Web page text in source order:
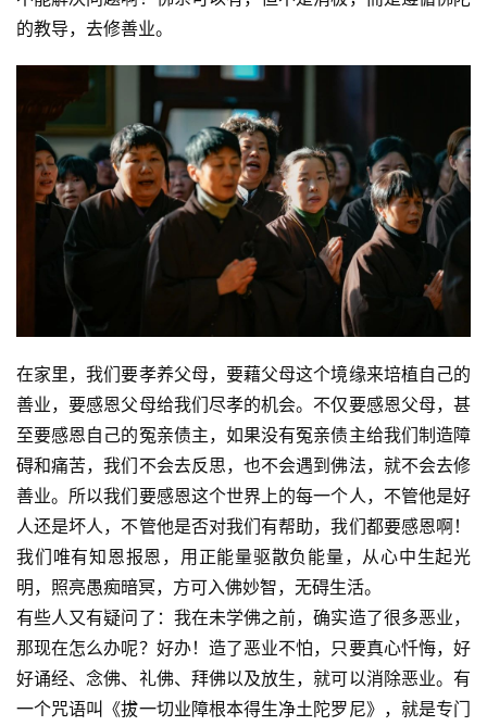
的教导，去修善业。
在家里，我们要孝养父母，要藉父母这个境缘来培植自己的
善业，要感恩父母给我们尽孝的机会。不仅要感恩父母，甚
至要感恩自己的冤亲债主，如果没有冤亲债主给我们制造障
碍和痛苦，我们不会去反思，也不会遇到佛法，就不会去修
善业。所以我们要感恩这个世界上的每一个人，不管他是好
人还是坏人，不管他是否对我们有帮助，我们都要感恩啊！
我们唯有知恩报恩，用正能量驱散负能量，从心中生起光
明，照亮愚痴暗冥，方可入佛妙智，无碍生活。
有些人又有疑问了：我在未学佛之前，确实造了很多恶业，
那现在怎么办呢？好办！造了恶业不怕，只要真心忏悔，好
好诵经、念佛、礼佛、拜佛以及放生，就可以消除恶业。有
一个咒语叫《拔一切业障根本得生净土陀罗尼》，就是专门